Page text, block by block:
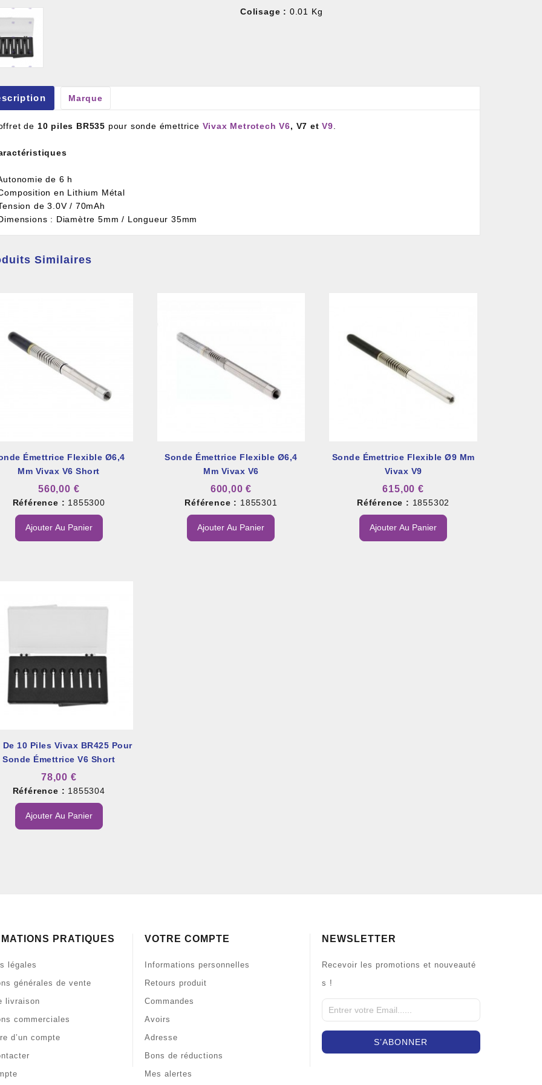
Colisage : 0.01 Kg
Marque
de 10 piles BR535 pour sonde émettrice Vivax Metrotech V6, V7 etV9
de 6 h
en Lithium Métal
de 3.0V / 70mAh
: Diamètre 5mm / Longueur 35mm
Similaires
Émettrice Flexible Ø6,4
Mm Vivax V6 Short
560,00 €
Référence : 1855300
Ajouter Au Panier
Sonde Émettrice Flexible Ø6,4
Mm Vivax V6
600,00 €
Référence : 1855301
Ajouter Au Panier
Sonde Émettrice Flexible Ø9 Mm
Vivax V9
615,00 €
Référence : 1855302
Ajouter Au Panier
10 Piles Vivax BR425 Pour
Sonde Émettrice V6 Short
78,00 €
Référence : 1855304
Ajouter Au Panier
PRATIQUES
légales
générales de vente
livraison
commerciales
d’un compte
VOTRE COMPTE
Informations personnelles
Retours produit
Commandes
Avoirs
Adresse
Bons de réductions
Mes alertes
NEWSLETTER
Recevoir les promotions et nouveauté
s !